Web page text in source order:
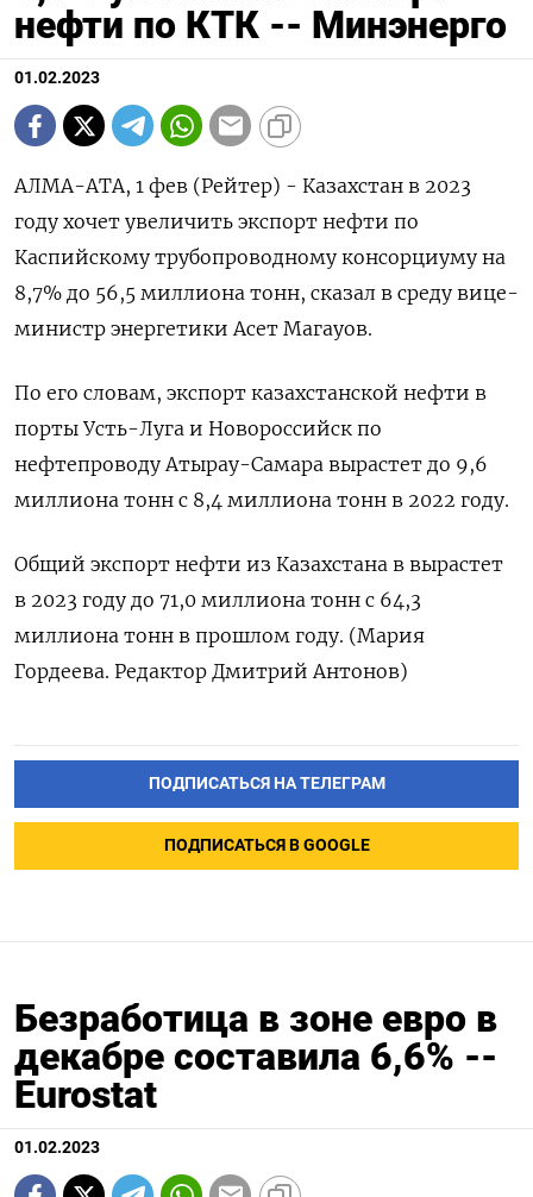
нефти по КТК -- Минэнерго
01.02.2023
АЛМА-АТА, 1 фев (Рейтер) - Казахстан в 2023
году хочет увеличить экспорт нефти по
Каспийскому трубопроводному консорциуму на
8,7% до 56,5 миллиона тонн, сказал в среду вице-
министр энергетики Асет Магауов.
По его словам, экспорт казахстанской нефти в
порты Усть-Луга и Новороссийск по
нефтепроводу Атырау-Самара вырастет до 9,6
миллиона тонн с 8,4 миллиона тонн в 2022 году.
Общий экспорт нефти из Казахстана в вырастет
в 2023 году до 71,0 миллиона тонн с 64,3
миллиона тонн в прошлом году. (Мария
Гордеева. Редактор Дмитрий Антонов)
ПОДПИСАТЬСЯ НА ТЕЛЕГРАМ
ПОДПИСАТЬСЯ В GOOGLE
Безработица в зоне евро в
декабре составила 6,6% --
Eurostat
01.02.2023